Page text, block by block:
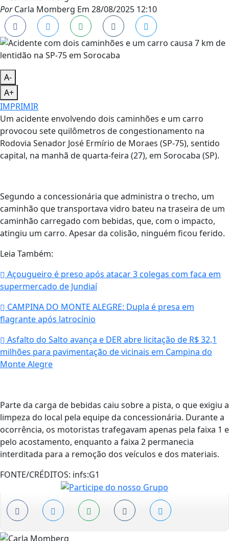
PorCarla Momberg Em 28/08/2025 12:10
A-
A+
IMPRIMIR
Um acidente envolvendo dois caminhões e um carro
provocou sete quilômetros de congestionamento na
Rodovia Senador José Ermírio de Moraes (SP-75), sentido
capital, na manhã de quarta-feira (27), em Sorocaba (SP).
Segundo a concessionária que administra o trecho, um
caminhão que transportava vidro bateu na traseira de um
caminhão carregado com bebidas, que, com o impacto,
atingiu um carro. Apesar da colisão, ninguém ficou ferido.
Leia Também:
Açougueiro é preso após atacar 3 colegas com faca em
supermercado de Jundiaí
CAMPINA DO MONTE ALEGRE: Dupla é presa em
flagrante após latrocínio
Asfalto do Salto avança e DER abre licitação de R$ 32,1
milhões para pavimentação de vicinais em Campina do
Monte Alegre
Parte da carga de bebidas caiu sobre a pista, o que exigiu a
limpeza do local pela equipe da concessionária. Durante a
ocorrência, os motoristas trafegavam apenas pela faixa 1 e
pelo acostamento, enquanto a faixa 2 permanecia
interditada para a remoção dos veículos e dos materiais.
FONTE/CRÉDITOS: infs:G1